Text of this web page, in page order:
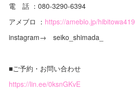
電 話 ：080-3290-6394
アメブロ ： https://ameblo.jp/hibitowa419
instagram→ seiko_shimada_
■ご予約・お問い合わせ
https://lin.ee/0ksnGKvE